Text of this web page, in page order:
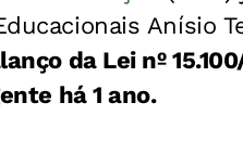
Anísio
da Lei nº
há 1 ano.